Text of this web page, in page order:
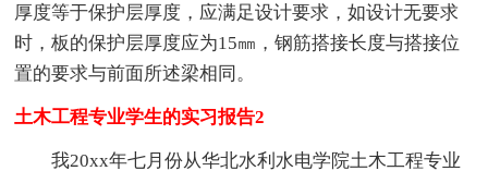
厚度等于保护层厚度，应满足设计要求，如设计无要求
时，板的保护层厚度应为15㎜，钢筋搭接长度与搭接位
置的要求与前面所述梁相同。
土木工程专业学生的实习报告2
我20xx年七月份从华北水利水电学院土木工程专业